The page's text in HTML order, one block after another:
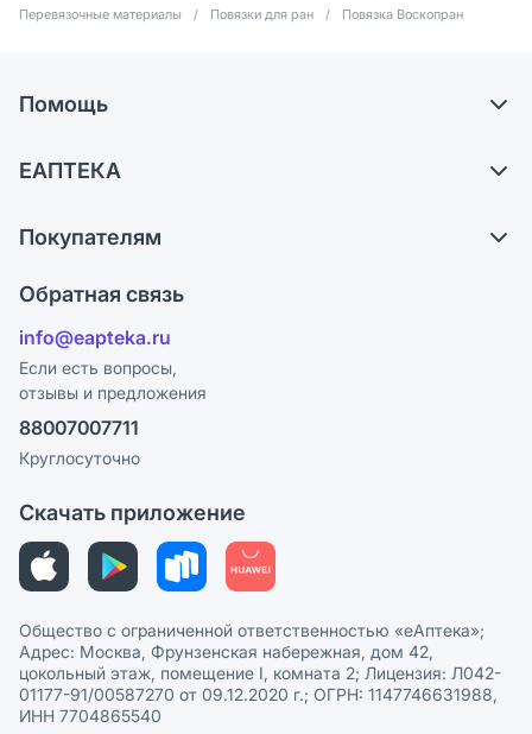
Перевязочные материалы
/ Повязки для ран / Повязка Воскопран
Помощь
Самовывоз из аптек
Ответы на вопросы
Блог
ЕАПТЕКА
Карьера
Поставщики
Лицензия
Реклама на сайте
Ваши товары на ЕАПТЕКЕ
Покупателям
Программа СберСпасибо
Политика конфиденциальности
Пользовательское соглашение
Политика рекомендаций
Этика и соответствие
Политика в отношении обработки персональных данных
Обратная связь
info@eapteka.ru
Если есть вопросы,
отзывы и предложения
88007007711
Круглосуточно
Скачать приложение
Общество с ограниченной ответственностью «еАптека»;
Адрес: Москва, Фрунзенская набережная, дом 42,
цокольный этаж, помещение I, комната 2; Лицензия: Л042-
01177-91/00587270 от 09.12.2020 г.; ОГРН: 1147746631988,
ИНН 7704865540